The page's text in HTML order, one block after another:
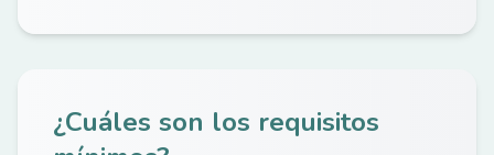
¿Cuáles son los requisitos